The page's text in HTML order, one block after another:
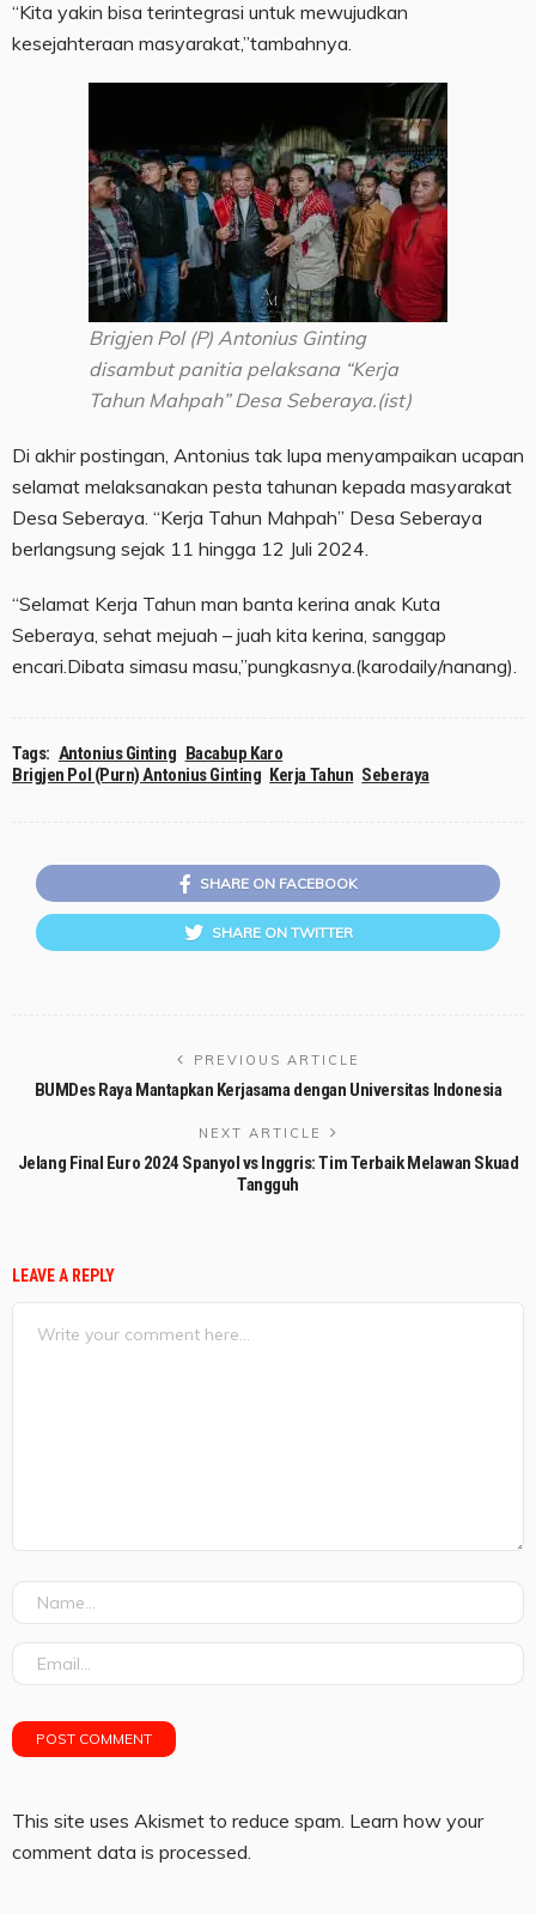
“Kita yakin bisa terintegrasi untuk mewujudkan
kesejahteraan masyarakat,”tambahnya.
Brigjen Pol (P) Antonius Ginting
disambut panitia pelaksana “Kerja
Tahun Mahpah” Desa Seberaya.(ist)
Di akhir postingan, Antonius tak lupa menyampaikan ucapan
selamat melaksanakan pesta tahunan kepada masyarakat
Desa Seberaya. “Kerja Tahun Mahpah” Desa Seberaya
berlangsung sejak 11 hingga 12 Juli 2024.
“Selamat Kerja Tahun man banta kerina anak Kuta
Seberaya, sehat mejuah – juah kita kerina, sanggap
encari.Dibata simasu masu,”pungkasnya.(karodaily/nanang).
Tags: Antonius Ginting Bacabup Karo
Brigjen Pol (Purn) Antonius Ginting Kerja Tahun Seberaya
SHARE ON FACEBOOK
SHARE ON TWITTER
PREVIOUS ARTICLE
BUMDes Raya Mantapkan Kerjasama dengan Universitas Indonesia
NEXT ARTICLE
Jelang Final Euro 2024 Spanyol vs Inggris: Tim Terbaik Melawan Skuad
Tangguh
LEAVE A REPLY
This site uses Akismet to reduce spam. Learn how your
comment data is processed.